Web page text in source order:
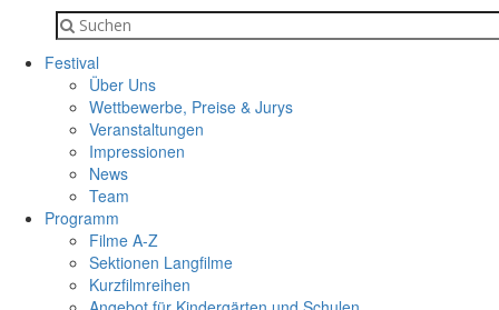
Festival
Über Uns
Wettbewerbe, Preise & Jurys
Veranstaltungen
Impressionen
News
Team
Programm
Filme A-Z
Sektionen Langfilme
Kurzfilmreihen